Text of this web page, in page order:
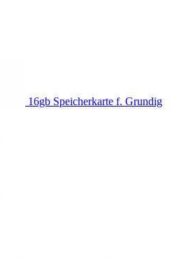
16gb Speicherkarte f. Grundig